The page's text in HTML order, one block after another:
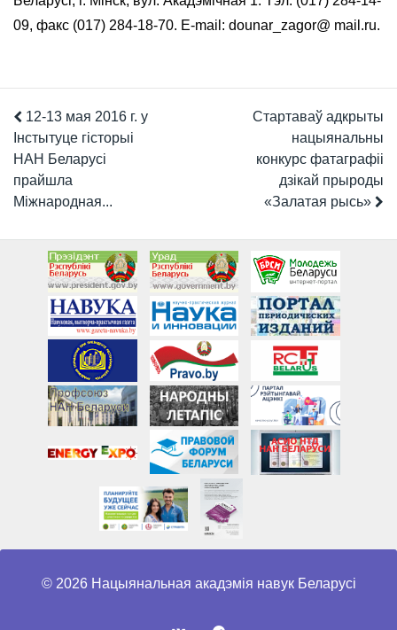
09, факс (017) 284-18-70. E-mail: dounar_zagor@ mail.ru.
12-13 мая 2016 г. у
Інстытуце гісторыі
НАН Беларусі
прайшла
Міжнародная...
Стартаваў адкрыты
нацыянальны
конкурс фатаграфіі
дзікай прыроды
«Залатая рысь»
© 2026 Нацыянальная акадэмія навук Беларусі